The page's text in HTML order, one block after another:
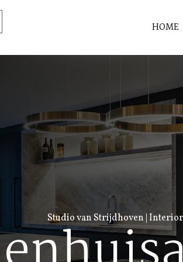
HOME
Studio van Strijdhoven |